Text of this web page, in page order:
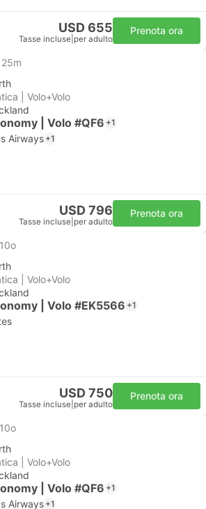
USD 655
Tasse incluse per adulto
Prenota ora
| Volo+Volo
| Volo #QF6 +1
Airways +1
USD 796
Tasse incluse per adulto
Prenota ora
10o
| Volo+Volo
| Volo #EK5566 +1
USD 750
Tasse incluse per adulto
Prenota ora
10o
| Volo+Volo
| Volo #QF6 +1
Airways +1